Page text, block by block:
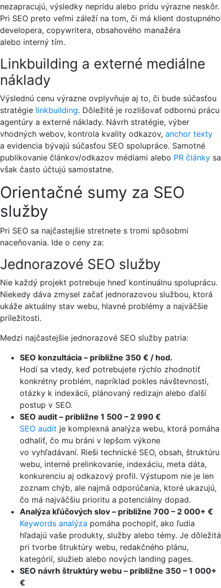
nezapracujú, výsledky neprídu alebo prídu výrazne neskôr.
Pri SEO preto veľmi záleží na tom, či má klient dostupného
developera, copywritera, obsahového manažéra
alebo interný tím.
Linkbuilding a externé mediálne
náklady
Výslednú cenu výrazne ovplyvňuje aj to, či bude súčasťou
stratégie linkbuilding. Dôležité je rozlišovať odbornú prácu
agentúry a externé náklady. Návrh stratégie, výber
vhodných webov, kontrola kvality odkazov, anchor texty
a evidencia bývajú súčasťou SEO spolupráce. Samotné
publikovanie článkov/odkazov médiami alebo PR články sa
však často účtujú samostatne.
Orientačné sumy za SEO
služby
Pri SEO sa najčastejšie stretnete s tromi spôsobmi
naceňovania. Ide o ceny za:
Jednorazové SEO služby
Nie každý projekt potrebuje hneď kontinuálnu spoluprácu.
Niekedy dáva zmysel začať jednorazovou službou, ktorá
ukáže aktuálny stav webu, hlavné problémy a najväčšie
príležitosti.
Medzi najčastejšie jednorazové SEO služby patria:
SEO konzultácia – približne 350 € / hod.
Hodí sa vtedy, keď potrebujete rýchlo zhodnotiť
konkrétny problém, napríklad pokles návštevnosti,
otázky k indexácii, plánovaný redizajn alebo ďalší
postup v SEO.
SEO audit – približne 1 500 – 2 990 €
SEO audit je komplexná analýza webu, ktorá pomáha
odhaliť, čo mu bráni v lepšom výkone
vo vyhľadávaní. Rieši technické SEO, obsah, štruktúru
webu, interné prelinkovanie, indexáciu, meta dáta,
konkurenciu aj odkazový profil. Výstupom nie je len
zoznam chýb, ale najmä odporúčania, ktoré ukazujú,
čo má najväčšiu prioritu a potenciálny dopad.
Analýza kľúčových slov – približne 700 – 2 000+ €
Keywords analýza pomáha pochopiť, ako ľudia
hľadajú vaše produkty, služby alebo témy. Je dôležitá
pri tvorbe štruktúry webu, redakčného plánu,
kategórií, služieb alebo nových landing pages.
SEO návrh štruktúry webu – približne 350 – 1 000+
€